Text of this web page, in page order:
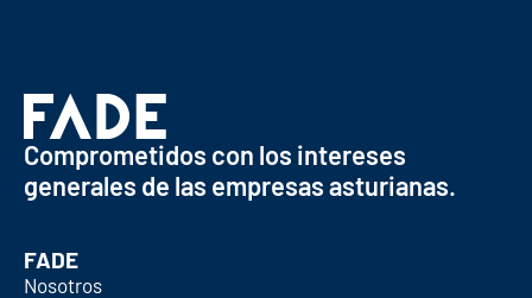
Comprometidos con los intereses
generales de las empresas asturianas.
FADE
Nosotros